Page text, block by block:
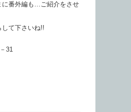
に番外編も…ご紹介をさせ
て下さいね!!
31